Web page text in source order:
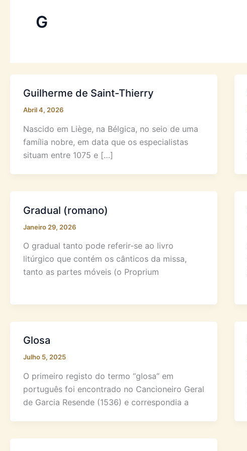
G
Guilherme de Saint-Thierry
Abril 4, 2026
Nascido em Liège, na Bélgica, no seio de uma
família nobre, em data que os especialistas
situam entre 1075 e […]
Gradual (romano)
Janeiro 29, 2026
O gradual tanto pode referir-se ao livro
litúrgico que contém os cânticos da missa,
tanto as partes móveis (o Proprium
Glosa
Julho 5, 2025
O primeiro registo do termo “glosa” em
português foi encontrado no Cancioneiro Geral
de Garcia Resende (1536) e correspondia a